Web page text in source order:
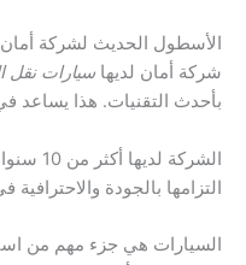
الأسطول الحديث لشركة أمان
شركة أمان لديها سيارات نقل
بأحدث التقنيات. هذا يساعد
التزامها بالجودة والاحترافية
السيارات هي جزء مهم من